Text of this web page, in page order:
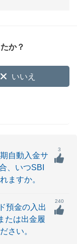
か？
いいえ
自動入金サ
、いつSBI
ますか。
3
預金の入出
たは出金履
さい。
240